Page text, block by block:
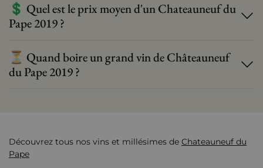
💲 Quel est le prix moyen d'un Chateauneuf du
Pape 2019 ?
⏳ Quand boire un grand vin de Châteauneuf
du Pape 2019 ?
Découvrez tous nos vins et millésimes de Chateauneuf du
Pape